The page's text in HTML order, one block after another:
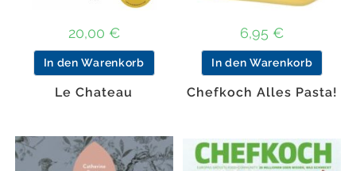
20,00 €
In den Warenkorb
6,95 €
In den Warenkorb
Le Chateau Chefkoch Alles Pasta!